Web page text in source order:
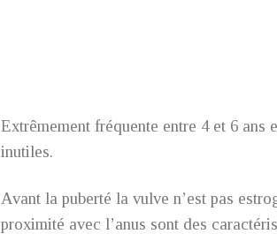
Extrêmement fréquente entre 4 et 6 ans
inutiles.
Avant la puberté la vulve n’est pas
proximité avec l’anus sont des